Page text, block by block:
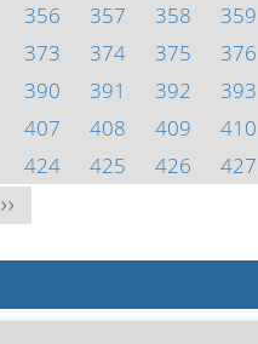
356 357 358 359
373 374 375 376
390 391 392 393
407 408 409 410
424 425 426 427
>>